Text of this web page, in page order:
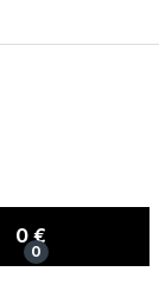
Account
0
0€